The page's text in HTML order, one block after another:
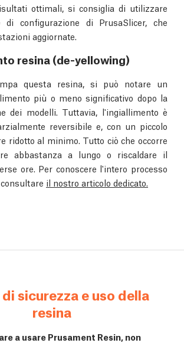
ottimali, si consiglia di utilizzare
di configurazione di PrusaSlicer, che
aggiornate.
resina (de-yellowing)
questa resina, si può notare un
più o meno significativo dopo la
dei modelli. Tuttavia, l'ingiallimento è
reversibile e, con un piccolo
ridotto al minimo. Tutto ciò che occorre
abbastanza a lungo o riscaldare il
ore. Per conoscere l'intero processo
il nostro articolo dedicato.
sicurezza e uso della
resina
a usare Prusament Resin, non